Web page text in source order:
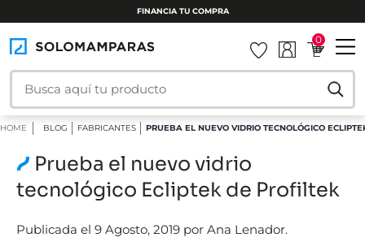
0
HOME BLOG FABRICANTES PRUEBA EL NUEVO VIDRIO TECNOLÓGICO
Prueba el nuevo vidrio
tecnológico Ecliptek de Profiltek
Publicada el 9 Agosto, 2019 por Ana Lenador.